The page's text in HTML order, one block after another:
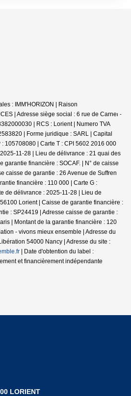
: IMM'HORIZON | Raison
| Adresse siège social : 6 rue de Carnel -
| RCS : Lorient | Numero TVA
| Forme juridique : SARL | Capital
: 105708080 | Carte T : CPI 5602 2016 000
11-28 | Lieu de délivrance : 21 quai des
garantie financière : SOCAF. | N° de caisse
caisse de garantie : 26 Avenue de Suffren
financière : 110 000 | Carte G :
de délivrance : 2025-11-28 | Lieu de
Lorient | Caisse de garantie financière :
: SP24419 | Adresse caisse de garantie :
| Montant de la garantie financière : 120
- vivons mieux ensemble | Adresse du
54000 Nancy | Adresse du site :
| Date d'obtention du label :
et financièrement indépendante
LORIENT